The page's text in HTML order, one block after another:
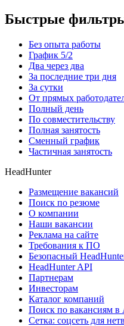
Быстрые
Без опыта работы
График 5/2
Два через два
За последние три дня
За сутки
От прямых
Полный день
По совместительству
Полная занятость
Сменный график
Частичная занятость
HeadHunter
Размещение вакансий
Поиск по резюме
О компании
Наши вакансии
Реклама на сайте
Требования к ПО
Безопасный
HeadHunter API
Партнерам
Инвесторам
Каталог компаний
Поиск по вакансиям в
Сетка: соцсеть для